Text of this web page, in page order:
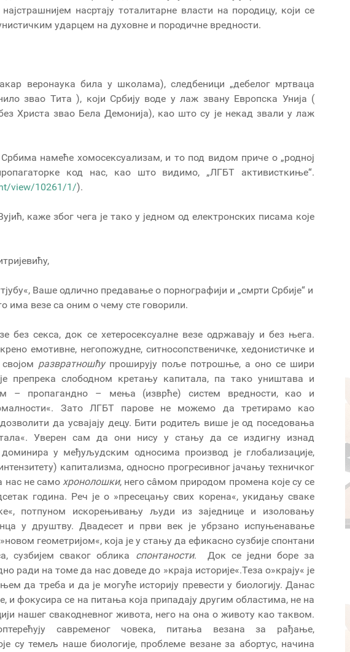
насртају тоталитарне власти на породицу, који се
ударцем на духовне и породичне вредности.
веронаука била у школама), следбеници „дебелог мртваца
звао Тита ), који Србију воде у лаж звану Европска Унија (
Христа звао Бела Демонија), као што су је некад звали у лаж
намеће хомосексуализам, и то под видом приче о „родној
код нас, као што видимо, „ЛГБТ активисткиње“.
view/10261/1/).
каже због чега је тако у једном од електронских писама које
Ваше одлично предавање о порнографији и „смрти Србије“ и
има везе са оним о чему сте говорили.
без секса, док се хетеросексуалне везе одржавају и без њега.
емотивне, негопожудне, ситносопственичке, хедонистичке и
развратношћупроширују поље потрошње, а оно се шири
препрека слободном кретању капитала, па тако уништава и
– пропагандно – мења (изврће) систем вредности, као и
Зато ЛГБТ парове не можемо да третирамо као
да усвајају децу. Бити родитељ више је од поседовања
Уверен сам да они нису у стању да се издигну изнад
у међуљудским односима производ је глобализације,
капитализма, односно прогресивног јачању техничког
нас не само хронолошки, него сâмом природом промена које су се
година. Реч је о »пресецању свих корена«, укидању сваке
потпуном искорењивању људи из заједнице и изоловању
у друштву. Двадесет и први век је убрзано испуњенавање
геометријом«, која је у стању да ефикасно сузбије спонтани
сузбијем сваког облика спонтаности. Док се једни боре за
ради на томе да нас доведе до »краја историје«.Теза о»крају« је
да треба и да је могуће историју превести у биологију. Данас
и фокусира се на питања која припадају другим областима, не на
нашег свакодневног живота, него на она о животу као таквом.
савременог човека, питања везана за рађање,
су темељ наше биологије, проблеме везане за абортус, начина